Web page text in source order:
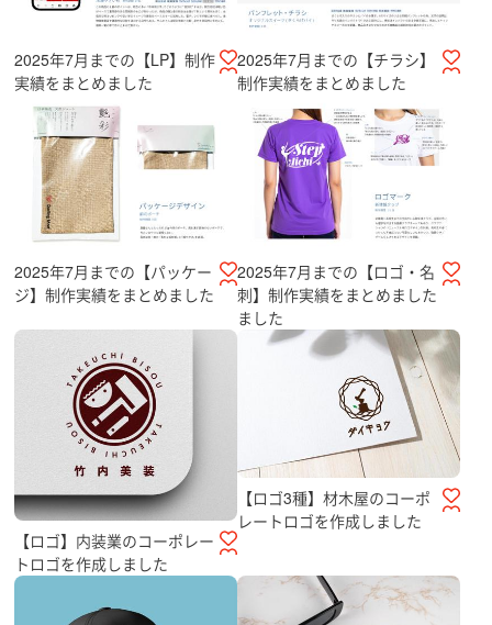
2025年7月までの【LP】制作
実績をまとめました
2025年7月までの【チラシ】
制作実績をまとめました
2025年7月までの【パッケー
ジ】制作実績をまとめました
2025年7月までの【ロゴ・名
刺】制作実績をまとめました
ました
【ロゴ】内装業のコーポレー
トロゴを作成しました
【ロゴ3種】材木屋のコーポ
レートロゴを作成しました